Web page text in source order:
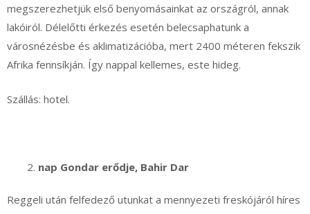
megszerezhetjük első benyomásainkat az országról, annak
lakóiról. Délelőtti érkezés esetén belecsaphatunk a
városnézésbe és aklimatizációba, mert 2400 méteren fekszik
Afrika fennsíkján. Így nappal kellemes, este hideg.
Szállás: hotel.
nap Gondar erődje, Bahir Dar
Reggeli után felfedező utunkat a mennyezeti freskójáról híres